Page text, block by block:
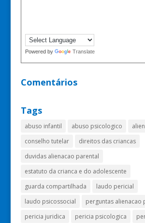
Powered by Translate
Comentários
Tags
abuso infantil abuso psicologico
conselho tutelar
direitos das criancas
duvidas alienacao parental
estatuto da crianca e do adolescente
guarda compartilhada
laudo pericial
laudo psicossocial
perguntas alienacao
pericia juridica
pericia psicologica